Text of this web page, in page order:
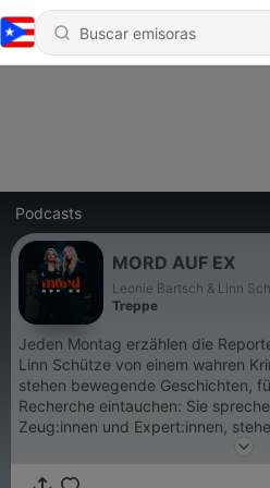
Podcasts
MORD AUF EX
Leonie Bartsch & Linn
Treppe
Jeden Montag erzählen die
Linn Schütze von einem wahren
stehen bewegende Geschichten,
Recherche eintauchen: Sie
Zeug:innen und Expert:innen,
Prozesse im Gerichtssaal und